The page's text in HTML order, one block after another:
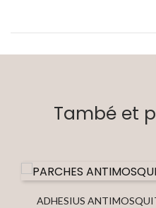
També et
ADHESIUS